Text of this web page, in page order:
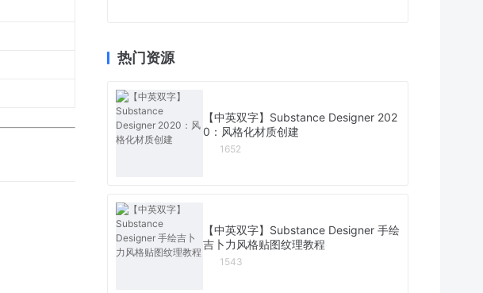
热门资源
【中英双字】Substance Designer 202
0：风格化材质创建
1652
【中英双字】Substance Designer 手绘
吉卜力风格贴图纹理教程
1543